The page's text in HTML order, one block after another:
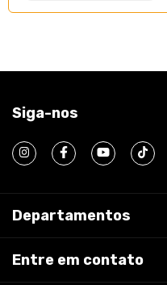
Siga-nos
Departamentos
Entre em contato